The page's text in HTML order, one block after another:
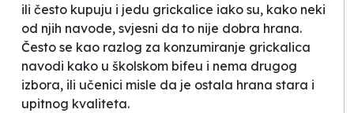
ili često kupuju i jedu grickalice iako su, kako neki
od njih navode, svjesni da to nije dobra hrana.
Često se kao razlog za konzumiranje grickalica
navodi kako u školskom bifeu i nema drugog
izbora, ili učenici misle da je ostala hrana stara i
upitnog kvaliteta.